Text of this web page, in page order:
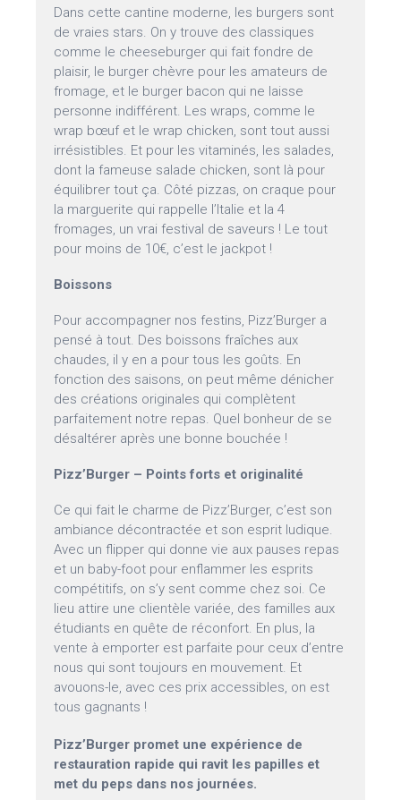
Dans cette cantine moderne, les burgers sont
de vraies stars. On y trouve des classiques
comme le cheeseburger qui fait fondre de
plaisir, le burger chèvre pour les amateurs de
fromage, et le burger bacon qui ne laisse
personne indifférent. Les wraps, comme le
wrap bœuf et le wrap chicken, sont tout aussi
irrésistibles. Et pour les vitaminés, les salades,
dont la fameuse salade chicken, sont là pour
équilibrer tout ça. Côté pizzas, on craque pour
la marguerite qui rappelle l’Italie et la 4
fromages, un vrai festival de saveurs ! Le tout
pour moins de 10€, c’est le jackpot !
Boissons
Pour accompagner nos festins, Pizz’Burger a
pensé à tout. Des boissons fraîches aux
chaudes, il y en a pour tous les goûts. En
fonction des saisons, on peut même dénicher
des créations originales qui complètent
parfaitement notre repas. Quel bonheur de se
désaltérer après une bonne bouchée !
Pizz’Burger – Points forts et originalité
Ce qui fait le charme de Pizz’Burger, c’est son
ambiance décontractée et son esprit ludique.
Avec un flipper qui donne vie aux pauses repas
et un baby-foot pour enflammer les esprits
compétitifs, on s’y sent comme chez soi. Ce
lieu attire une clientèle variée, des familles aux
étudiants en quête de réconfort. En plus, la
vente à emporter est parfaite pour ceux d’entre
nous qui sont toujours en mouvement. Et
avouons-le, avec ces prix accessibles, on est
tous gagnants !
Pizz’Burger promet une expérience de
restauration rapide qui ravit les papilles et
met du peps dans nos journées.